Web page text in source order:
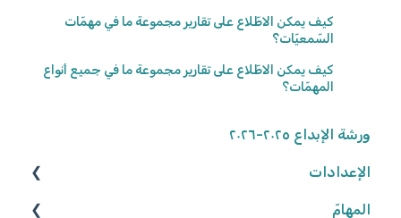
كيف يمكن الاطّلاع على تقارير مجموعة ما في مهمّات
السّمعيّات؟
كيف يمكن الاطّلاع على تقارير مجموعة ما في جميع أنواع
المهمّات؟
ورشة الإبداع ٢٠٢٥-٢٠٢٦
الإعدادات
الوصول إلى المنصّةالمهامّ